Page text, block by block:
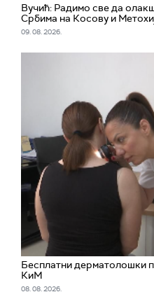
Вучић: Радимо све да
Србима на Косову и
09. 08. 2026.
Бесплатни дерматолошки
КиМ
08. 08. 2026.